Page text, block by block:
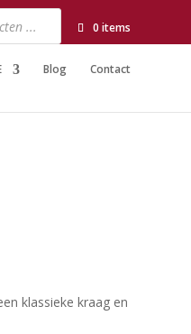
0 items
Blog Contact
klassieke kraag en